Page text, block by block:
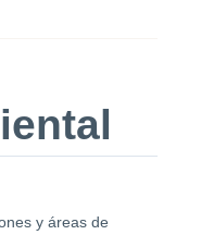
y áreas de